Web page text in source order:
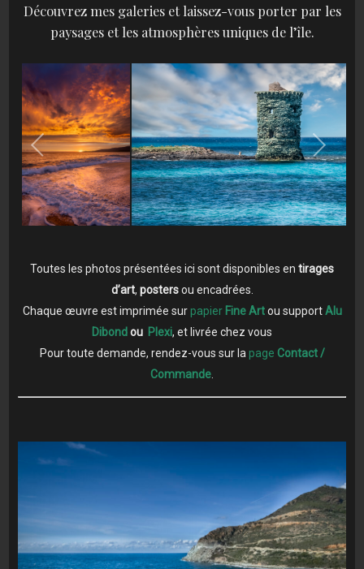
Découvrez mes galeries et laissez-vous porter par les
paysages et les atmosphères uniques de l’île.
Toutes les photos présentées ici sont disponibles en tirages
d’art, postersou encadrées.
Chaque œuvre est imprimée surpapier Fine Artou supportAlu
Dibondou Plexi, et livrée chez vous
Pour toute demande, rendez-vous sur lapage Contact /
Commande.